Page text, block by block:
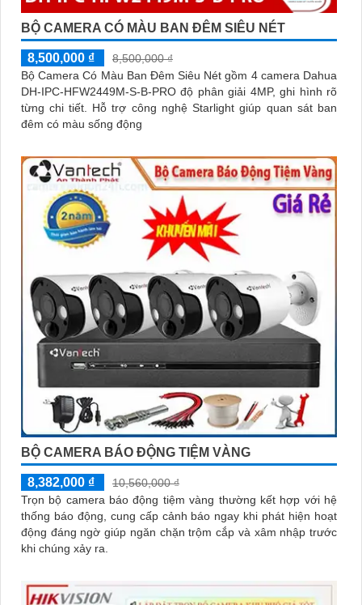
BỘ CAMERA CÓ MÀU BAN ĐÊM SIÊU NÉT
8,500,000 ₫
8,500,000 ₫
Bộ Camera Có Màu Ban Đêm Siêu Nét gồm 4 camera Dahua
DH-IPC-HFW2449M-S-B-PRO độ phân giải 4MP, ghi hình rõ
từng chi tiết. Hỗ trợ công nghệ Starlight giúp quan sát ban
đêm có màu sống động
BỘ CAMERA BÁO ĐỘNG TIỆM VÀNG
8,382,000 ₫
10,560,000 ₫
Trọn bộ camera báo động tiệm vàng thường kết hợp với hệ
thống báo động, cung cấp cảnh báo ngay khi phát hiện hoạt
động đáng ngờ giúp ngăn chặn trộm cắp và xâm nhập trước
khi chúng xảy ra.